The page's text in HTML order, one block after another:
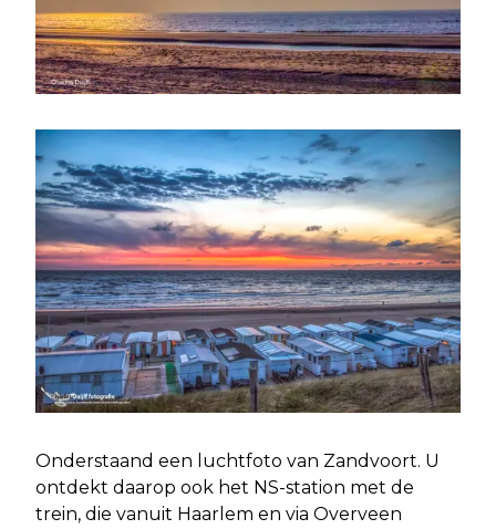
Onderstaand een luchtfoto van Zandvoort. U
ontdekt daarop ook het NS-station met de
trein, die vanuit Haarlem en via Overveen